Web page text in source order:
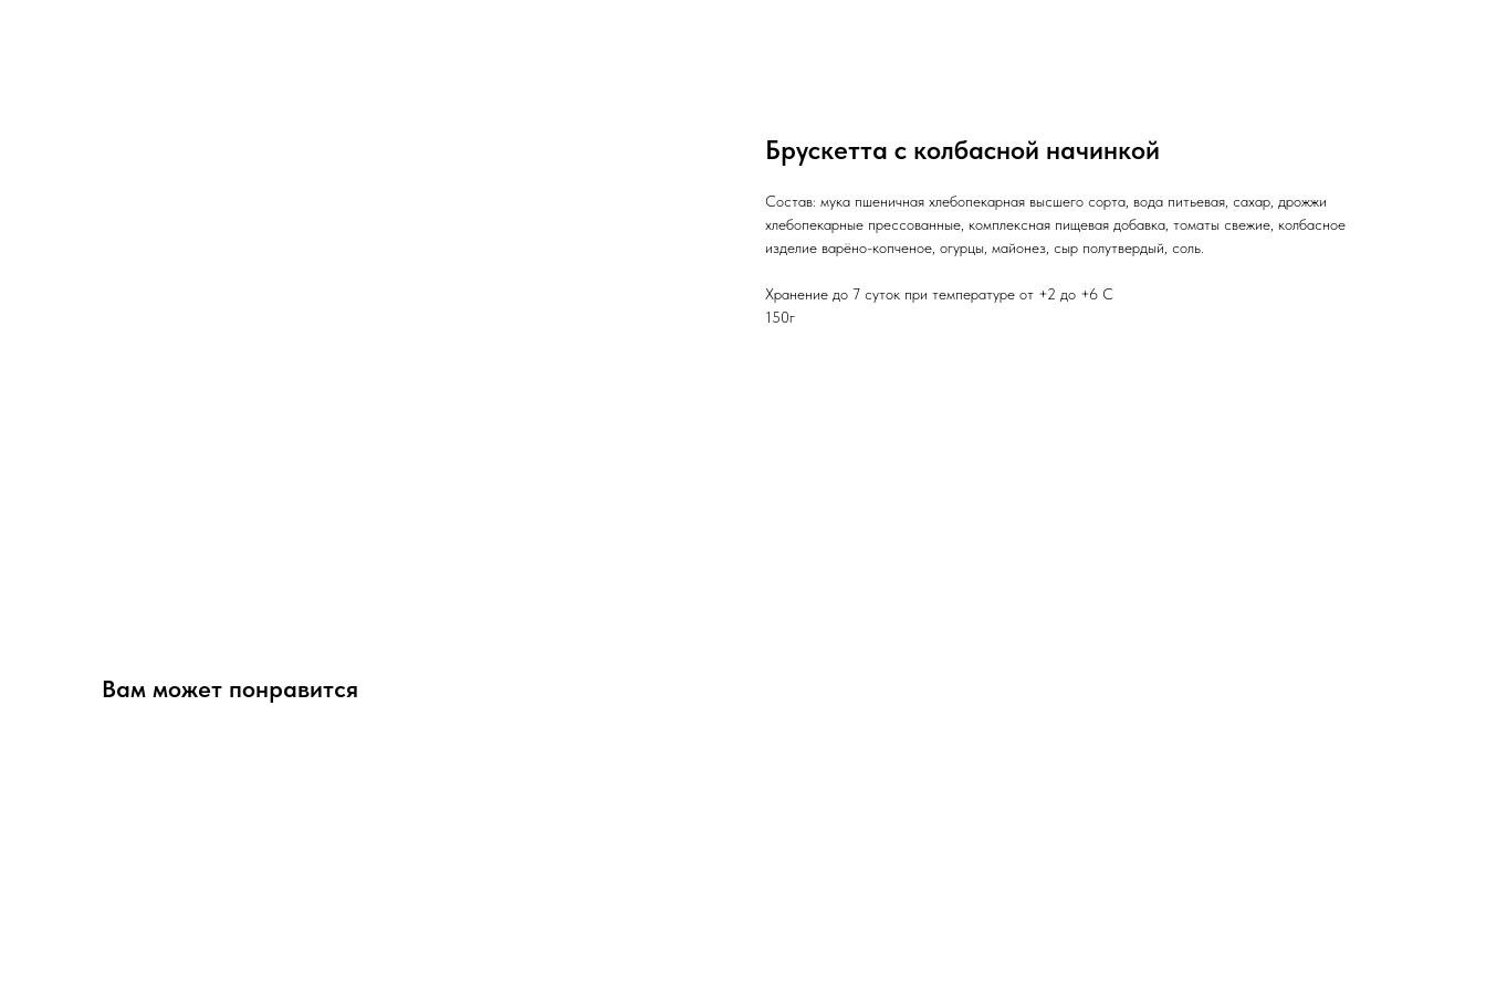
Брускетта с колбасной начинкой
Состав: мука пшеничная хлебопекарная высшего сорта, вода питьевая, сахар, дрожжи
хлебопекарные прессованные, комплексная пищевая добавка, томаты свежие, колбасное
изделие варёно-копченое, огурцы, майонез, сыр полутвердый, соль.
Хранение до 7 суток при температуре от +2 до +6 С
150г
Вам может понравится